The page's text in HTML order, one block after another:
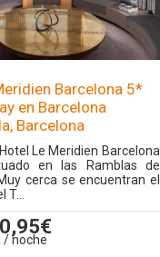
Barcelona 5*
en Barcelona
Barcelona
Le Meridien Barcelona
en las Ramblas de
cerca se encuentran el
/ noche